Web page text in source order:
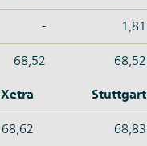
- 1,81
68,52 68,52
Xetra Stuttgart
68,62 68,83